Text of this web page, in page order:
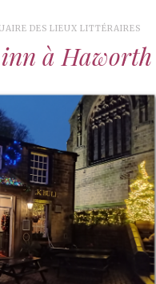
DES LIEUX LITTÉRAIRES
à Haworth